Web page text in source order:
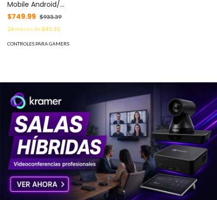
Mobile Android/
RECERTIFICADO RZ06-
$749.99 $933.39
24meses de$45.32
CONTROLES PARA GAMERS